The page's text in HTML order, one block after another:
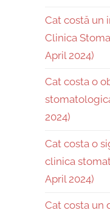
Cat costă un
Clinica
April 2024)
Cat costa o
2024)
Cat costa o
clinica
April 2024)
Cat costa un